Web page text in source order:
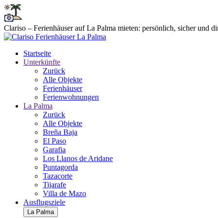
Clariso – Ferienhäuser auf La Palma mieten: persönlich, sicher und
Startseite
Unterkünfte
Zurück
Alle Objekte
Ferienhäuser
Ferienwohnungen
La Palma
Zurück
Alle Objekte
Breña Baja
El Paso
Garafia
Los Llanos de Aridane
Puntagorda
Tazacorte
Tijarafe
Villa de Mazo
Ausflugsziele
La Palma